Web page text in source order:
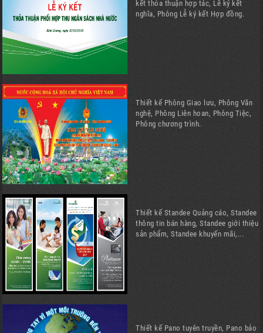
kết thỏa thuận hợp tác, Lễ ký kết
nghĩa, Phông Lễ ký kết Hợp đồng.
Thiết kế Phông Giao lưu, Phông Văn
nghệ, Phông Liên hoan, Phông Tiệc,
Phông chương trình.
Thiết kế Standee Quảng cáo, Standee
thông tin bán hàng, Standee giới thiệu
sản phẩm, Standee khuyến mãi,...
Thiết kế Pano tuyên truyền, Pano bảo